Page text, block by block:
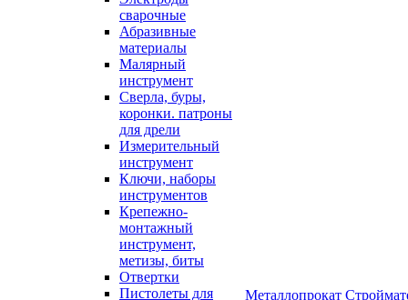
сварочные
Абразивные
материалы
Малярный
инструмент
Сверла, буры,
коронки. патроны
для дрели
Измерительный
инструмент
Ключи, наборы
инструментов
Крепежно-
монтажный
инструмент,
метизы, биты
Отвертки
Пистолеты для
Металлопрокат